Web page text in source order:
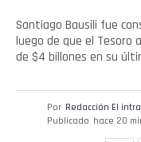
Santiago Bausili fue
luego de que el Tesoro
de $4 billones en su
Por Redacción El
Publicado hace 20